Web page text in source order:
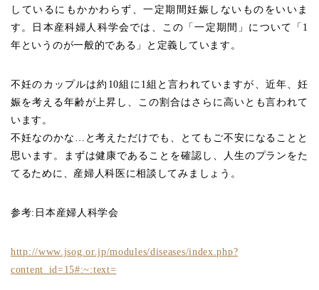
しているにもかかわらず、一定期間妊娠しないものをいいま
す。日本産科婦人科学会では、この「一定期間」について「1
年というのが一般的である」と定義しています。
不妊のカップルは約10組に1組と言われていますが、近年、妊
娠を考える年齢が上昇し、この割合はさらに高いとも言われて
います。
不妊なのかな…と考えただけでも、とてもご不安になることと
思います。まずは健康であることを確認し、人生のプランをた
てるために、産婦人科医に相談してみましょう。
参考:日本産婦人科学会
http://www.jsog.or.jp/modules/diseases/index.php?
content_id=15#:~:text=